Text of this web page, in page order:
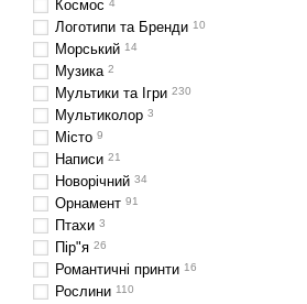
Космос 4
Логотипи та Бренди 10
Морський 14
Музика 2
Мультики та Ігри 230
Мультиколор 3
Місто 9
Написи 21
Новорічний 34
Орнамент 91
Птахи 3
Пір"я 26
Романтичні принти 16
Рослини 110